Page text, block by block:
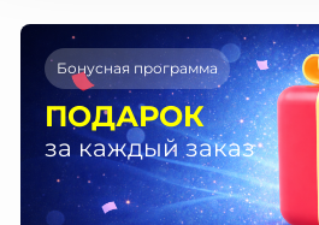
Бонусная программа
ПОДАРОК
за каждый заказ